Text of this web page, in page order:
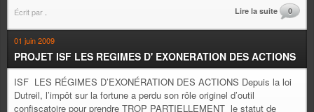
Écrit par Lire la suite 0
01 juin 2009
PROJET ISF LES REGIMES D' EXONERATION DES ACTIONS
ISF LES RÉGIMES D’EXONÉRATION DES ACTIONS Depuis la loi
Dutreil, l’impôt sur la fortune a perdu son rôle originel d’outil
confiscatoire pour prendre TROP PARTIELLEMENT le statut de